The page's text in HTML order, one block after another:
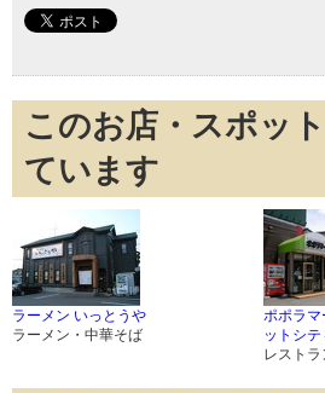
このお店・スポッ
ています
ラーメン いっとうや
ラーメン・中華そば
ポポラ
ットシ
レスト